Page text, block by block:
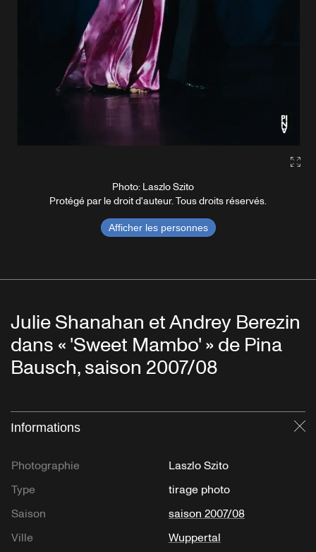
Photo: Laszlo Szito
Protégé par le droit d'auteur. Tous droits réservés.
Afficher les personnes
Julie Shanahan et Andrey Berezin
dans « 'Sweet Mambo' » de Pina
Bausch, saison 2007/08
Informations
Photographie
Laszlo Szito
Type
tirage photo
Saison
saison 2007/08
Ville
Wuppertal